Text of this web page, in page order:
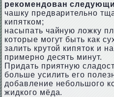
рекомендован
чашку предварительно
кипятком;
насыпать чайную ложку
которые могут быть как
залить крутой кипяток и
примерно десять минут.
Придать приятную
больше усилить его
добавление небольшого
жидкого мёда.